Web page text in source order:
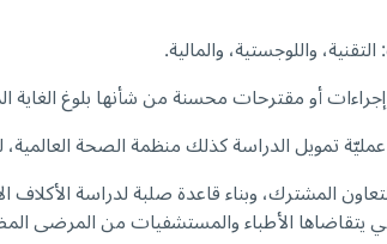
واللوجستية، والمالية.
أو مقترحات محسنة من شأنها بلوغ الغاية
تمويل الدراسة كذلك منظمة الصحة
المشترك، وبناء قاعدة صلبة لدراسة
يتقاضاها الأطباء والمستشفيات من المرضى